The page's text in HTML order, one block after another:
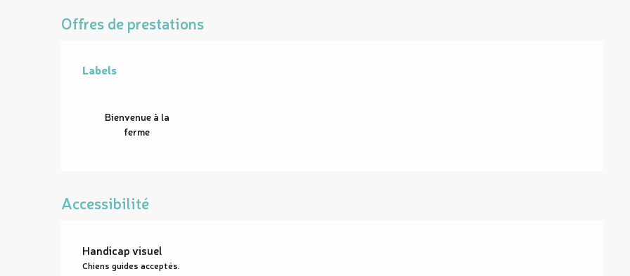
Offres de prestations
Labels
Labels
Bienvenue à la
ferme
Accessibilité
Handicap visuel
Chiens guides acceptés.